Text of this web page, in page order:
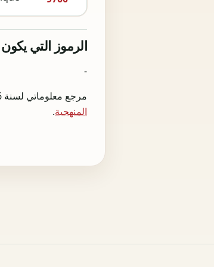
الرموز التي
-
مرجع معلوماتي لسنة 2026: تحقق دائما من الɳلتɸام ال>F;قيق والجهة المختصة قبل أي تصريح أو إي>F;اع أو قرار تجاري.
المنهجية.